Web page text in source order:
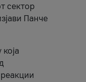
сектор
Панче